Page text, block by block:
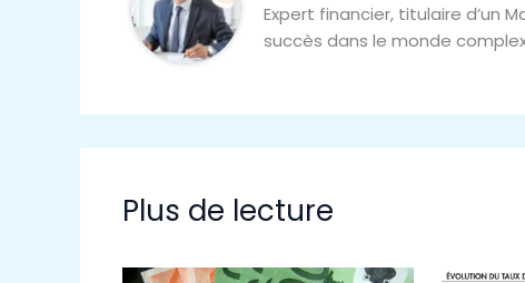
Expert financier, titulaire d’un
succès dans le monde
Plus de lecture